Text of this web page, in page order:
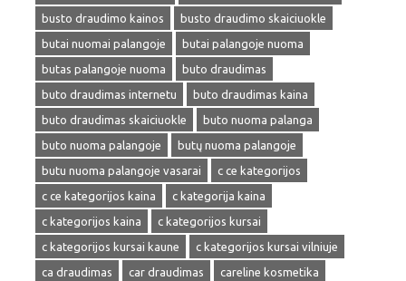
busto draudimo kainos
busto draudimo skaiciuokle
butai nuomai palangoje
butai palangoje nuoma
butas palangoje nuoma
buto draudimas
buto draudimas internetu
buto draudimas kaina
buto draudimas skaiciuokle
buto nuoma palanga
buto nuoma palangoje
butų nuoma palangoje
butu nuoma palangoje vasarai
c ce kategorijos
c ce kategorijos kaina
c kategorija kaina
c kategorijos kaina
c kategorijos kursai
c kategorijos kursai kaune
c kategorijos kursai vilniuje
ca draudimas
car draudimas
careline kosmetika